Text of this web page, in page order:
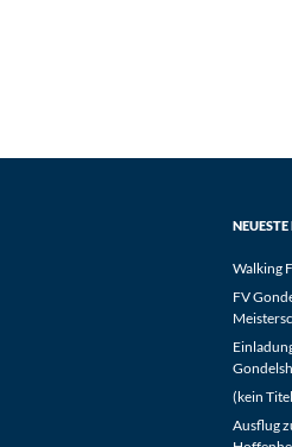
Walking
FV
(kein
Ausflug